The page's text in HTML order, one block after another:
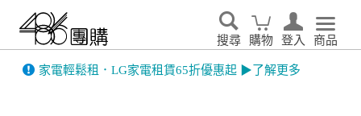
搜尋 購物 登入 商品
家電輕鬆租．LG家電租賃65折優惠起 ▶了解更多